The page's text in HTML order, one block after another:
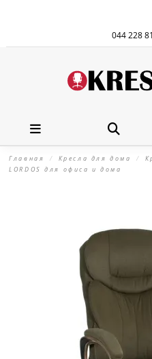
044 228
Главная Кресла для дома
LORDOS для офиса и дома